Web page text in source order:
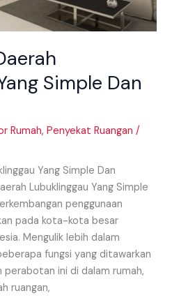
Simple Dan
Rumah,Penyekat Ruangan /
Yang Simple Dan
Lubuklinggau Yang Simple
penggunaan
pada kota-kota besar
Mengulik lebih dalam
fungsi yang ditawarkan
perabotan ini di dalam rumah,
ruangan,